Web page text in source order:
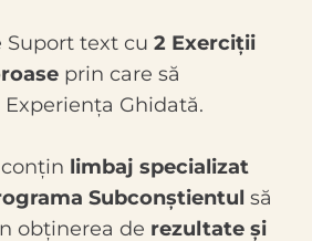
Suport text cu 2 Exerciții
prin care să
Ghidată.
limbaj specializat
Subconștientul să
obținerea de rezultate și